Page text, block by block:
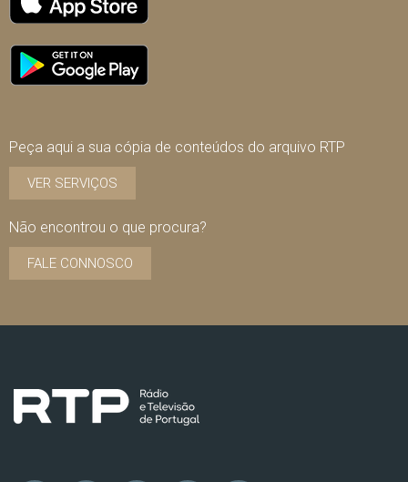
Peça aqui a sua cópia de conteúdos do arquivo RTP
VER SERVIÇOS
Não encontrou o que procura?
FALE CONNOSCO